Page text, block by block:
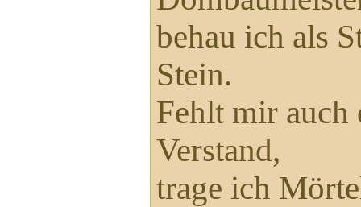
behau ich als
Stein.
Fehlt mir auch
Verstand,
trage ich